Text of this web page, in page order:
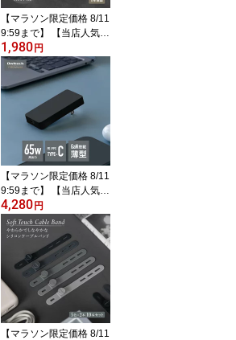
送料無料 【Web限定モデ
ル】
【マラソン限定価格 8/11
9:59まで】 【当店人気N
o.1商品】 片引き 巻取り
式 Type-C to C 充電ケー
ブル Katamaki PD60W 1
20cm スタンド付属 充電
データ通信対応 ブラック
ホワイト 1年保証 送料無
料 【Web限定モデル】
1,980円
【マラソン限定価格 8/11
9:59まで】 【当店人気商
品】 超 薄型 AC充電器 P
D65W Type-C×1ポート
ブラック 薄さ 12.5mm P
D対応 窒化ガリウム GaN
採用 オウルテックプレミ
アム 2年保証 送料無料
【Web限定モデル】
4,280円
【マラソン限定価格 8/11